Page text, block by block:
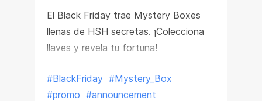
El Black Friday trae Mystery Boxes
llenas de HSH secretas. ¡Colecciona
llaves y revela tu fortuna!
#BlackFriday #Mystery_Box
#promo #announcement